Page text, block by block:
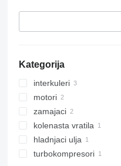
Kategorija
interkuleri
motori
zamajaci
kolenasta vratila
hladnjaci ulja
turbokompresori